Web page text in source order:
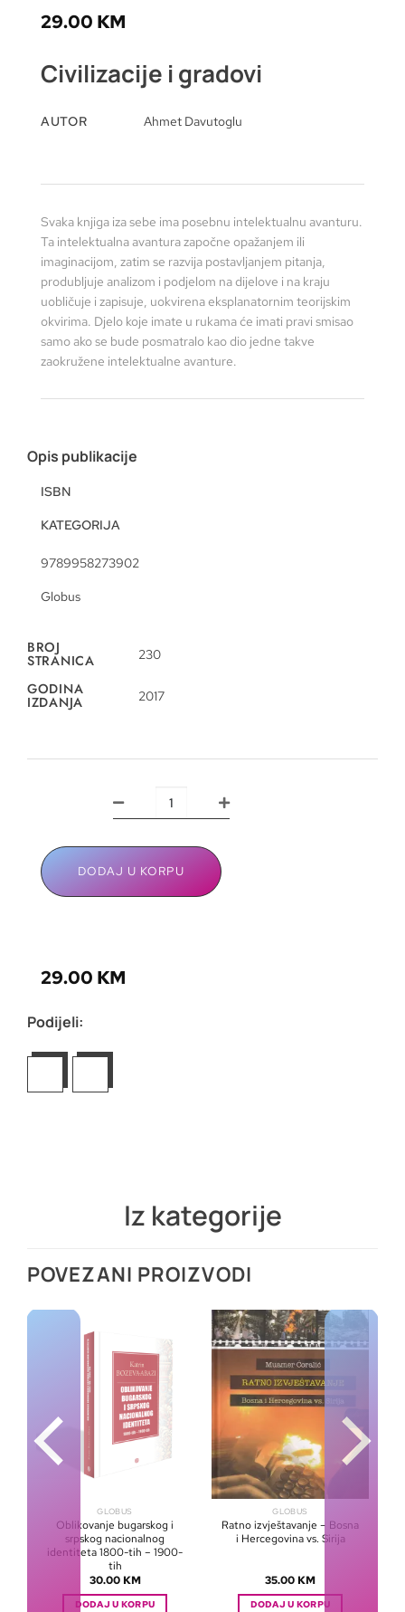
29.00 KM
Civilizacije i gradovi
AUTOR Ahmet Davutoglu
Svaka knjiga iza sebe ima posebnu intelektualnu avanturu.
Ta intelektualna avantura započne opažanjem ili
imaginacijom, zatim se razvija postavljanjem pitanja,
produbljuje analizom i podjelom na dijelove i na kraju
uobličuje i zapisuje, uokvirena eksplanatornim teorijskim
okvirima. Djelo koje imate u rukama će imati pravi smisao
samo ako se bude posmatralo kao dio jedne takve
zaokružene intelektualne avanture.
Opis publikacije
ISBN
KATEGORIJA
9789958273902
Globus
BROJ
STRANICA 230
GODINA
IZDANJA 2017
DODAJ U KORPU
29.00 KM
Podijeli:
Iz kategorije
POVEZANI PROIZVODI
GLOBUS
Oblikovanje bugarskog i
srpskog nacionalnog
identiteta 1800-tih – 1900-
tih
30.00 KM
DODAJ U KORPU
GLOBUS
Ratno izvještavanje – Bosna
i Hercegovina vs. Sirija
35.00 KM
DODAJ U KORPU